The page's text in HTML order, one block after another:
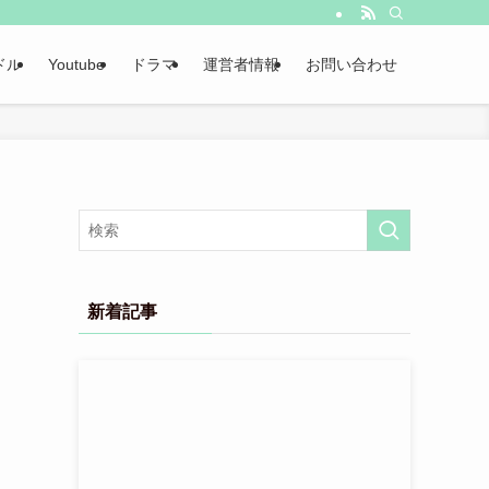
ル Youtube ドラマ 運営者情報 お問い合わせ
新着記事